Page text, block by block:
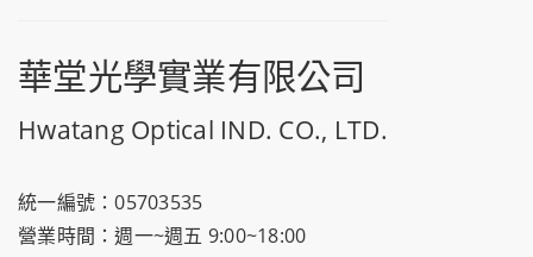
華堂光學實業有限公司
Hwatang Optical IND. CO., LTD.
統一編號：05703535
營業時間：週一~週五 9:00~18:00